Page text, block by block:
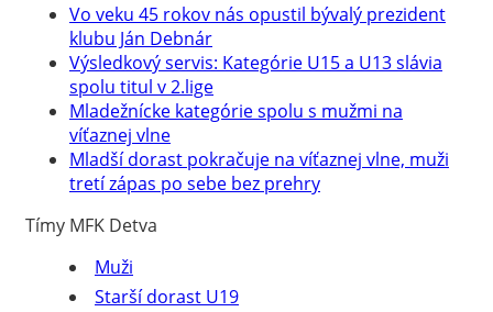
Vo veku 45 rokov nás opustil bývalý prezident
klubu Ján Debnár
Výsledkový servis: Kategórie U15 a U13 slávia
spolu titul v 2.lige
Mladežnícke kategórie spolu s mužmi na
víťaznej vlne
Mladší dorast pokračuje na víťaznej vlne, muži
tretí zápas po sebe bez prehry
Tímy MFK Detva
Muži
Starší dorast U19